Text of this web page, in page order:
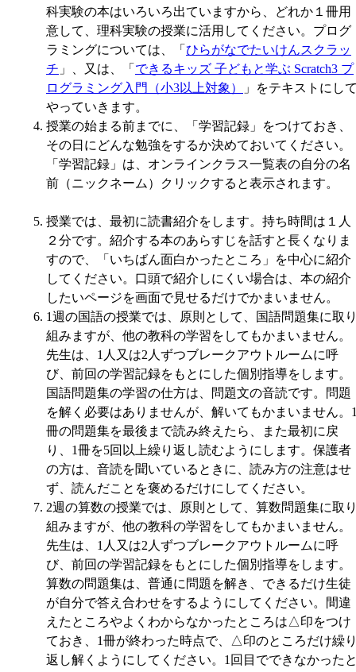
科実験の本はいろいろ出ていますから、どれか１冊用
意して、理科実験の授業に活用してください。プログ
ラミングについては、「 ひらがなでたいけんスクラッ
チ 」、又は、「 できるキッズ 子どもと学ぶ Scratch3 プ
ログラミング入門（小3以上対象）
」をテキストにし
やっていきます。
授業の始まる前までに、「学習記録」をつけておき、
その日にどんな勉強をするか決めておいてください。
「学習記録」は、オンラインクラス一覧表の自分の名
前（ニックネーム）クリックすると表示されます。
授業では、最初に読書紹介をします。持ち時間は１人
２分です。紹介する本のあらすじを話すと長くなりま
すので、「いちばん面白かったところ」を中心に紹介
してください。口頭で紹介しにくい場合は、本の紹介
したいページを画面で見せるだけでかまいません。
1週の国語の授業では、原則として、国語問題集に取
組みますが、他の教科の学習をしてもかまいません。
先生は、1人又は2人ずつブレークアウトルームに呼
び、前回の学習記録をもとにした個別指導をします。
国語問題集の学習の仕方は、問題文の音読です。問題
を解く必要はありませんが、解いてもかまいません。
冊の問題集を最後まで読み終えたら、また最初に戻
り、1冊を5回以上繰り返し読むようにします。保護者
の方は、音読を聞いているときに、読み方の注意はせ
ず、読んだことを褒めるだけにしてください。
2週の算数の授業では、原則として、算数問題集に取
組みますが、他の教科の学習をしてもかまいません。
先生は、1人又は2人ずつブレークアウトルームに呼
び、前回の学習記録をもとにした個別指導をします。
算数の問題集は、普通に問題を解き、できるだけ生徒
が自分で答え合わせをするようにしてください。間違
えたところやよくわからなかったところは△印をつけ
ておき、1冊が終わった時点で、△印のところだけ繰
返し解くようにしてください。1回目でできなかった